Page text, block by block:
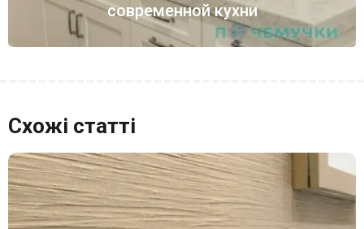
современной кухни
Схожі статті